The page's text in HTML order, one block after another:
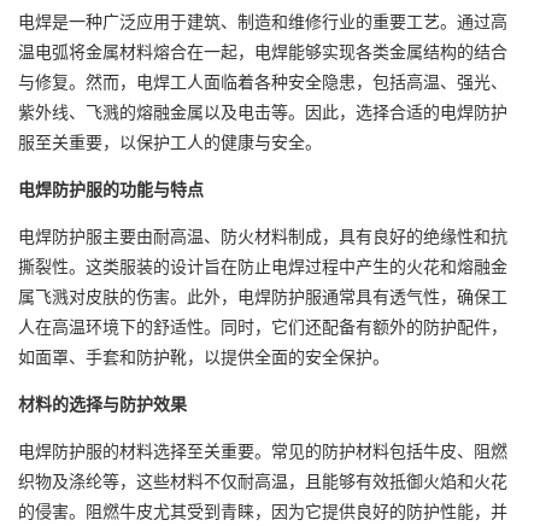
电焊是一种广泛应用于建筑、制造和维修行业的重要工艺。通过高
温电弧将金属材料熔合在一起，电焊能够实现各类金属结构的结合
与修复。然而，电焊工人面临着各种安全隐患，包括高温、强光、
紫外线、飞溅的熔融金属以及电击等。因此，选择合适的电焊防护
服至关重要，以保护工人的健康与安全。
电焊防护服的功能与特点
电焊防护服主要由耐高温、防火材料制成，具有良好的绝缘性和抗
撕裂性。这类服装的设计旨在防止电焊过程中产生的火花和熔融金
属飞溅对皮肤的伤害。此外，电焊防护服通常具有透气性，确保工
人在高温环境下的舒适性。同时，它们还配备有额外的防护配件，
如面罩、手套和防护靴，以提供全面的安全保护。
材料的选择与防护效果
电焊防护服的材料选择至关重要。常见的防护材料包括牛皮、阻燃
织物及涤纶等，这些材料不仅耐高温，且能够有效抵御火焰和火花
的侵害。阻燃牛皮尤其受到青睐，因为它提供良好的防护性能，并